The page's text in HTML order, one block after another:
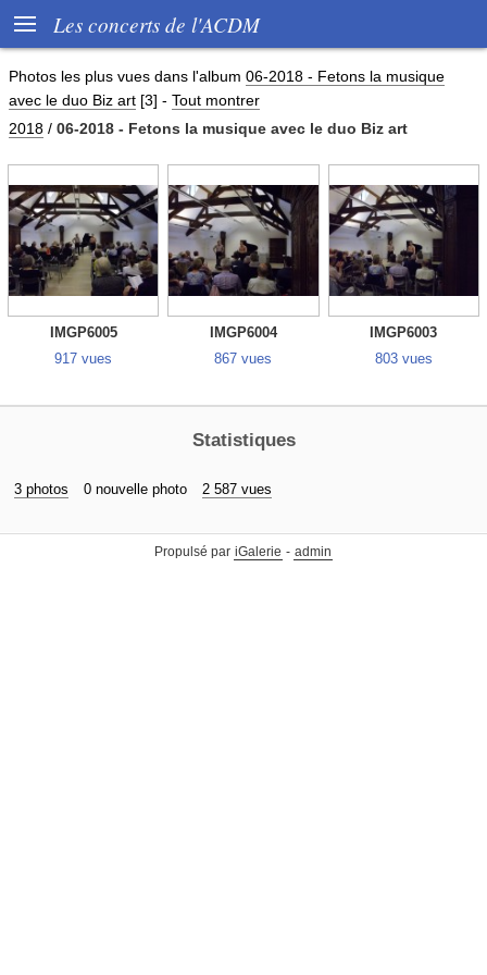
 Les concerts de l'ACDM
Photos les plus vues dans l'album 06-2018 - Fetons la musique
avec le duo Biz art [3] - Tout montrer
2018 / 06-2018 - Fetons la musique avec le duo Biz art
IMGP6005
917 vues
IMGP6004
867 vues
IMGP6003
803 vues
Statistiques
3 photos 0 nouvelle photo 2 587 vues
Propulsé par iGalerie - admin